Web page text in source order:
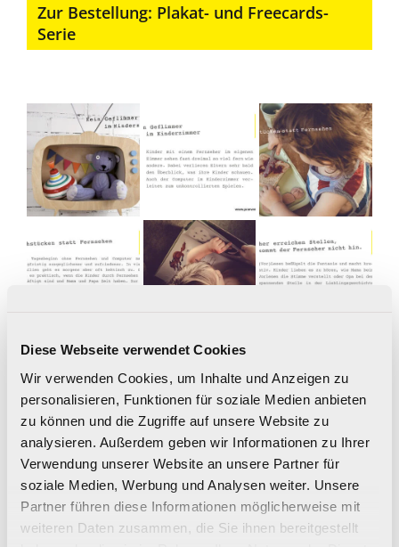
Diese Webseite verwendet Cookies
Wir verwenden Cookies, um Inhalte und Anzeigen zu
personalisieren, Funktionen für soziale Medien anbieten
zu können und die Zugriffe auf unsere Website zu
analysieren. Außerdem geben wir Informationen zu Ihrer
Verwendung unserer Website an unsere Partner für
soziale Medien, Werbung und Analysen weiter. Unsere
Partner führen diese Informationen möglicherweise mit
weiteren Daten zusammen, die Sie ihnen bereitgestellt
Zur Bestellung: Plakat- und Freecards-
Serie